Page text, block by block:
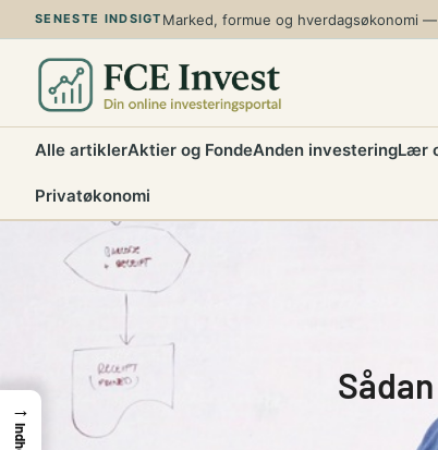
Spring
til
indhold
SENESTE INDSIGT Marked, formue og hverdagsøkonomi
Alle artiklerAktier og FondeAnden investeringLær
Privatøkonomi
→